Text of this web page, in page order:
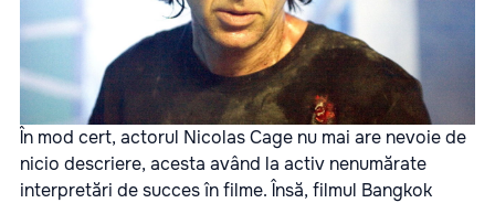
În mod cert, actorul Nicolas Cage nu mai are nevoie de
nicio descriere, acesta având la activ nenumărate
interpretări de succes în filme. Însă, filmul Bangkok